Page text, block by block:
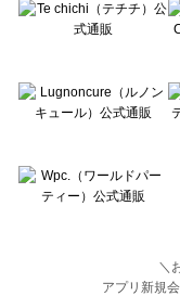
＼
アプリ新規